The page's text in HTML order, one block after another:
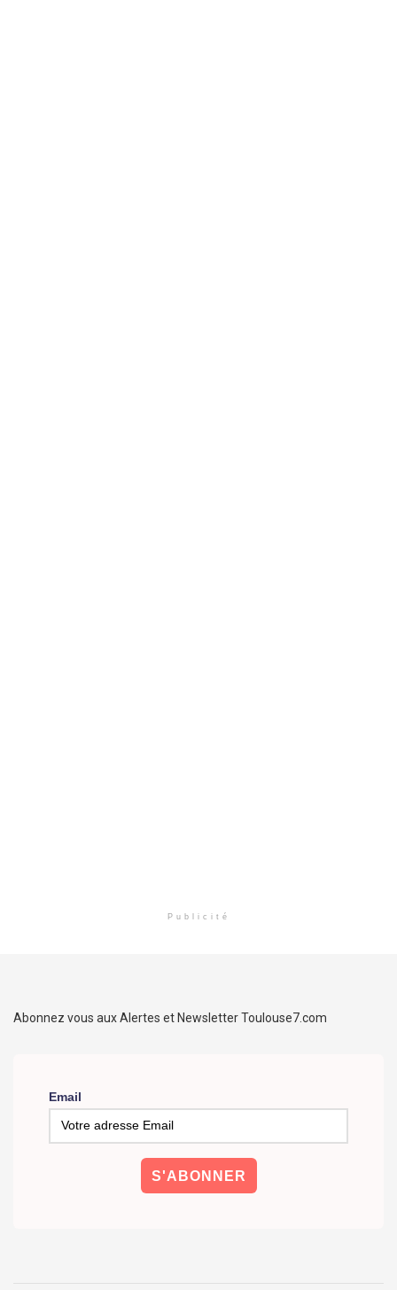
Publicité
Abonnez vous aux Alertes et Newsletter Toulouse7.com
Email